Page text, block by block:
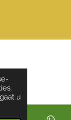
u